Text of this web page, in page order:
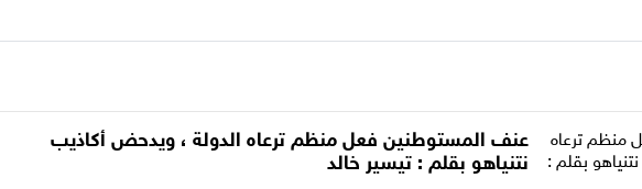
عنف المستوطنين فعل منظم ترعاه الدولة ، ويدحض أكاذيب
نتنياهو بقلم : تيسير خالد